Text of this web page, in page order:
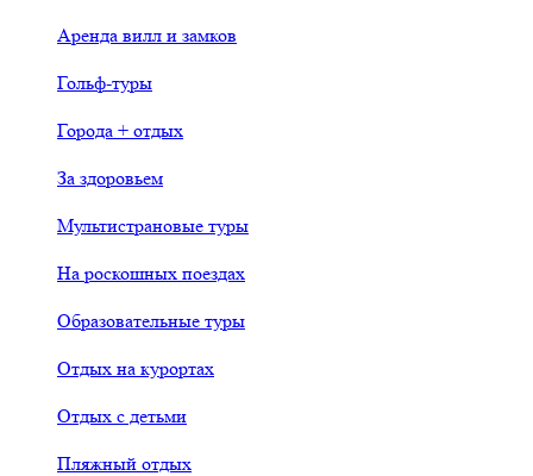
Аренда вилл и замков
Гольф-туры
Города + отдых
За здоровьем
Мультистрановые туры
На роскошных поездах
Образовательные туры
Отдых на курортах
Отдых с детьми
Пляжный отдых